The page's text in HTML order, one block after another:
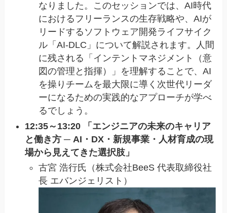
なりました。このセッションでは、AI時代
におけるフリーランスの生存戦略や、AIが
リードするソフトウェア開発ライフサイク
ル「AI-DLC」について解説されます。人間
に残される「インテントマネジメント（意
図の管理と指揮）」を理解することで、AI
を操りチームを最大限に導く次世代リーダ
ーになるための実践的なアプローチが学べ
るでしょう。
12:35～13:20 「エンジニアの未来のキャリア
と働き方 ─ AI・DX・新規事業・人材育成の現
場から見えてきた選択肢」
古宮 浩行氏（株式会社BeeS 代表取締役社
長 エバンジェリスト）